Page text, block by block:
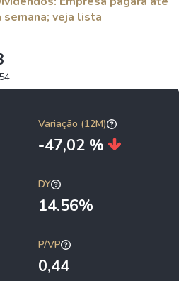
semana; veja lista
Variação (12M)
-47,02 %
DY
14.56%
P/VP
0,44